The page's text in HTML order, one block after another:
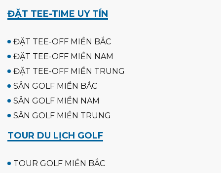
ĐẶT TEE-TIME UY TÍN
ĐẶT TEE-OFF MIỀN BẮC
ĐẶT TEE-OFF MIỀN NAM
ĐẶT TEE-OFF MIỀN TRUNG
SÂN GOLF MIỀN BẮC
SÂN GOLF MIỀN NAM
SÂN GOLF MIỀN TRUNG
TOUR DU LỊCH GOLF
TOUR GOLF MIỀN BẮC